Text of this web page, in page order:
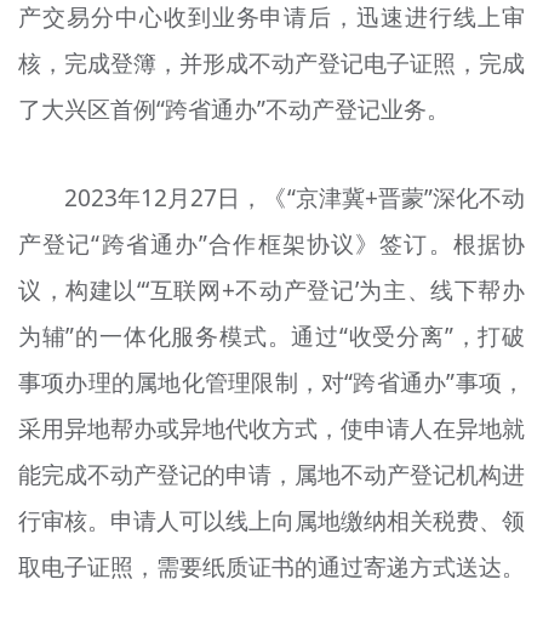
产交易分中心收到业务申请后，迅速进行线上审
核，完成登簿，并形成不动产登记电子证照，完成
了大兴区首例“跨省通办”不动产登记业务。
2023年12月27日，《“京津冀+晋蒙”深化不动
产登记“跨省通办”合作框架协议》签订。根据协
议，构建以“‘互联网+不动产登记’为主、线下帮办
为辅”的一体化服务模式。通过“收受分离”，打破
事项办理的属地化管理限制，对“跨省通办”事项，
采用异地帮办或异地代收方式，使申请人在异地就
能完成不动产登记的申请，属地不动产登记机构进
行审核。申请人可以线上向属地缴纳相关税费、领
取电子证照，需要纸质证书的通过寄递方式送达。